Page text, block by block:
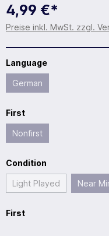
4,99 €*
Preise inkl. MwSt. zzgl.
Language
German
First
Nonfirst
Condition
Light Played Near
First